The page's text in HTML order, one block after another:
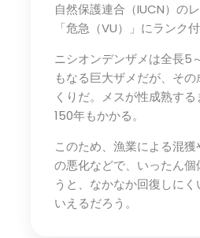
自然保護連合（IUCN）の
「危急（VU）」にランク
ニシオンデンザメは全長5
もなる巨大ザメだが、そ
くりだ。メスが性成熟す
150年もかかる。
このため、漁業による混
の悪化などで、いったん個
うと、なかなか回復しに
いえるだろう。